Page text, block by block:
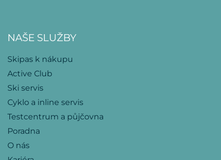
NAŠE SLUŽBY
Skipas k nákupu
Active Club
Ski servis
Cyklo a inline servis
Testcentrum a půjčovna
Poradna
O nás